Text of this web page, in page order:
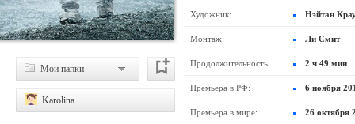
Мои папки
Karolina
Художник: Нэйтан
Монтаж: Ли Смит
Продолжительность: 2 ч 49 мин
Премьера в РФ: 6 ноября
Премьера в мире: 26 октября